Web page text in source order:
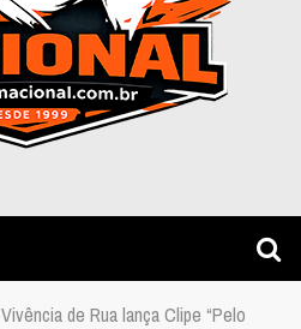
Vivência de Rua lança Clipe “Pelo